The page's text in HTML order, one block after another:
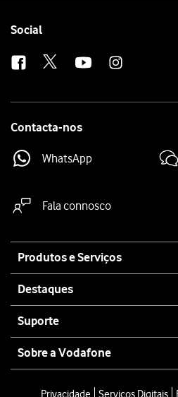
Follow
Social
Contacta-nos
WhatsApp
Fala connosco
map
Produtos e Serviços
Destaques
Suporte
Sobre a Vodafone